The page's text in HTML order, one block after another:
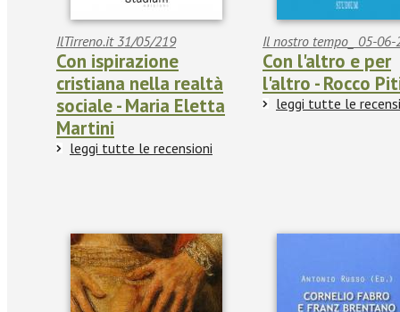
IlTirreno.it 31/05/219
Con ispirazione
cristiana nella realtà
sociale - Maria Eletta
Martini
leggi tutte le recensioni
Il nostro tempo_ 05-06-
Con l'altro e per
l'altro - Rocco
leggi tutte le